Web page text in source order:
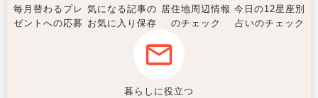
毎月替わるプレ
ゼントへの応募
気になる記事の
お気に入り保存
居住地周辺情報
のチェック
今日の12星座別
占いのチェック
暮らしに役立つ